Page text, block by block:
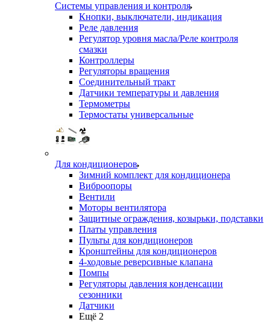
Системы управления и контроля
Кнопки, выключатели, индикация
Реле давления
Регулятор уровня масла/Реле контроля
смазки
Контроллеры
Регуляторы вращения
Соединительный тракт
Датчики температуры и давления
Термометры
Термостаты универсальные
Для кондиционеров
Зимний комплект для кондиционера
Виброопоры
Вентили
Моторы вентилятора
Защитные ограждения, козырьки, подставки
Платы управления
Пульты для кондиционеров
Кронштейны для кондиционеров
4-ходовые реверсивные клапана
Помпы
Регуляторы давления конденсации
сезонники
Датчики
Ещё 2